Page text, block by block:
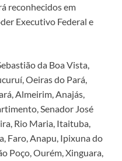
reconhecidos em
Executivo Federal e
da Boa Vista,
Oeiras do Pará,
Almeirim, Anajás,
Senador José
Rio Maria, Itaituba,
Faro, Anapu, Ipixuna do
Poço, Ourém, Xinguara,